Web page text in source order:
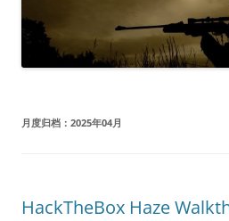
月度归档： 2025年04月
HackTheBox Haze